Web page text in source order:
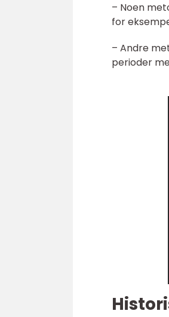
– Noen
for
– Andre
perioder